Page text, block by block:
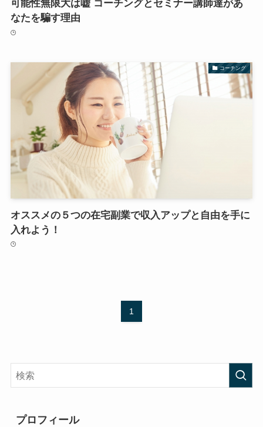
可能性無限大は嘘 コーチングとセミナー講師達があ
なたを騙す理由
コーチング
オススメの５つの在宅副業で収入アップと自由を手に
入れよう！
1
プロフィール